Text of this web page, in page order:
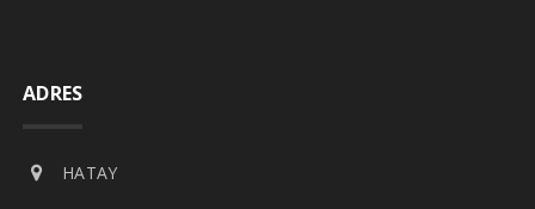
ADRES
HATAY